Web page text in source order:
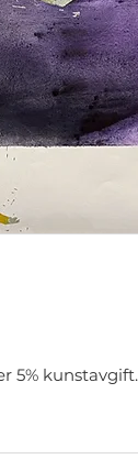
5% kunstavgift.